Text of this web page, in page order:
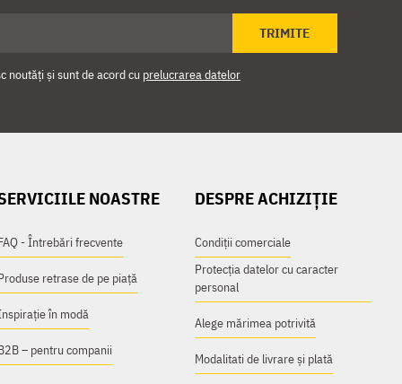
TRIMITE
noutăți și sunt de acord cu prelucrarea datelor
NOASTRE
- Întrebări frecvente
retrase de pe piață
în modă
– pentru companii
DESPRE ACHIZIȚIE
Condiții comerciale
Protecția datelor cu caracter
personal
Alege mărimea potrivită
Modalitati de livrare și plată